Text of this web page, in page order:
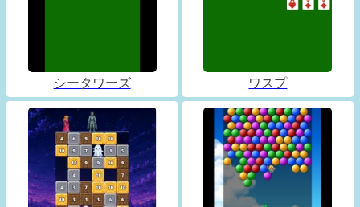
シータワーズ ワスプ